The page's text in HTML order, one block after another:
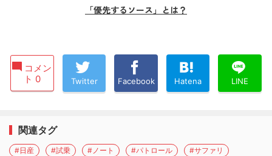
「優先するソース」とは？
コメン
ト 0
Twitter Facebook Hatena LINE
関連タグ
#日産 #試乗 #ノート #パトロール #サファリ